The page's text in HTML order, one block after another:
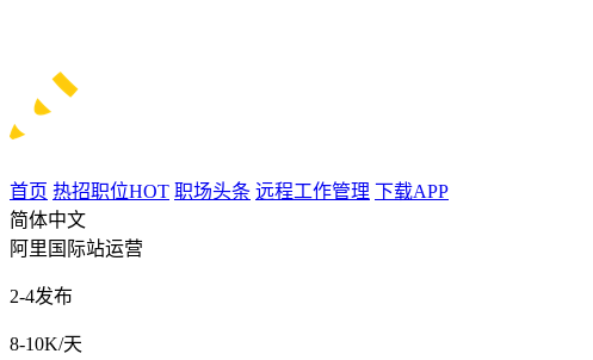
首页 热招职位HOT 职场头条 远程工作管理 下载APP
简体中文
阿里国际站运营
2-4发布
8-10K/天